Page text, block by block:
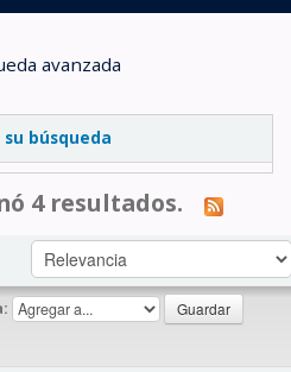
avanzada
su búsqueda
4 resultados.